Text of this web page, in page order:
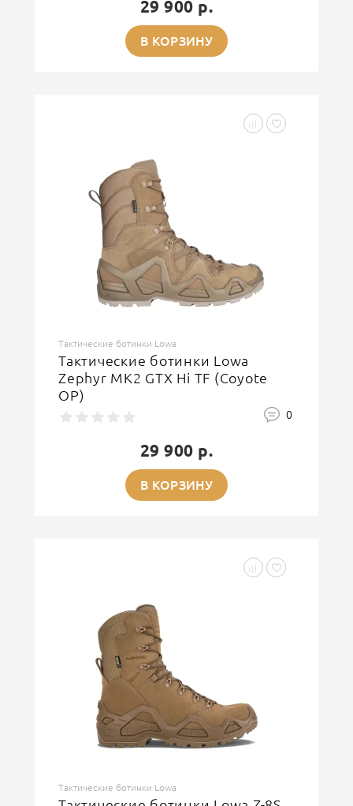
29 900 р.
В КОРЗИНУ
Тактические ботинки Lowa
Тактические ботинки Lowa
Zephyr MK2 GTX Hi TF (Coyote
OP)
0
29 900 р.
В КОРЗИНУ
Тактические ботинки Lowa